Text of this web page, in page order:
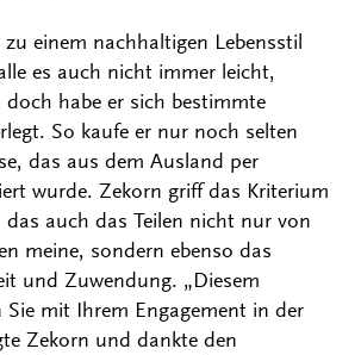
einem nachhaltigen Lebensstil
es auch nicht immer leicht,
doch habe er sich bestimmte
So kaufe er nur noch selten
das aus dem Ausland per
wurde. Zekorn griff das Kriterium
auch das Teilen nicht nur von
meine, sondern ebenso das
und Zuwendung. „Diesem
Sie mit Ihrem Engagement in der
Zekorn und dankte den